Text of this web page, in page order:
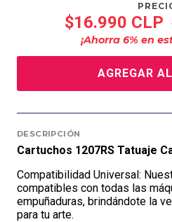
$16.990 CLP
¡Ahorra 6% en
AGREGAR
DESCRIPCIÓN
Cartuchos 1207RS Tatuaje
Compatibilidad Universal:
compatibles con todas las
empuñaduras, brindándote la
para tu arte.